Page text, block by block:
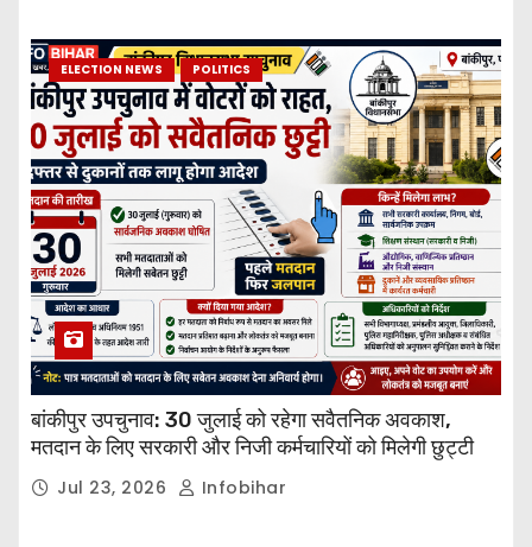
ELECTION NEWS POLITICS
बांकीपुर उपचुनाव: 30 जुलाई को रहेगा सवैतनिक अवकाश,
मतदान के लिए सरकारी और निजी कर्मचारियों को मिलेगी छुट्टी
Jul 23, 2026 Infobihar